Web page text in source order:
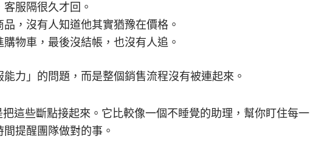
服隔很久才回。
，沒有人知道他其實猶豫在價格。
物車，最後沒結帳，也沒有人追。
力」的問題，而是整個銷售流程沒有被連起來。
把這些斷點接起來。它比較像一個不睡覺的助理，幫你盯住每一
提醒團隊做對的事。